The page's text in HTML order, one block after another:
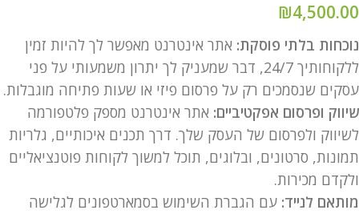
₪4,500.00
נוכחות בלתי פוסקת: אתר אינטרנט מאפשר לך להיות זמין
ללקוחותיך 24/7, דבר שמעניק לך יתרון משמעותי על פני
עסקים שנסמכים רק על פרסום פיזי או שעות פתיחה מוגבלות.
שיווק ופרסום אפקטיביים: אתר אינטרנט מספק פלטפורמה
לשיווק ולפרסום של העסק שלך. דרך תכנים איכותיים, גלריות
תמונות, סרטונים, ובלוגים, תוכל למשוך לקוחות פוטנציאליים
ולקדם מכירות.
מותאם לנייד: עם הגברת השימוש בסמארטפונים לגלישה